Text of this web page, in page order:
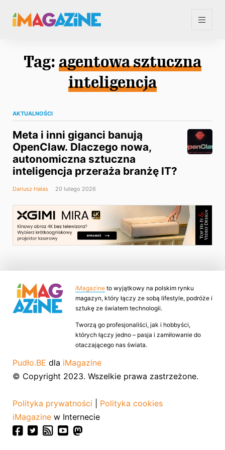
Tag: agentowa sztuczna
inteligencja
AKTUALNOŚCI
Meta i inni giganci banują
OpenClaw. Dlaczego nowa,
autonomiczna sztuczna
inteligencja przeraża branżę IT?
Dariusz Hałas 20 lutego 2026
iMagazine to wyjątkowy na polskim rynku
magazyn, który łączy ze sobą lifestyle, podróże i
sztukę ze światem technologii.
Tworzą go profesjonaliści, jak i hobbyści,
których łączy jedno – pasja i zamiłowanie do
otaczającego nas świata.
Pudło.BE dla iMagazine
© Copyright 2023. Wszelkie prawa zastrzeżone.
Polityka prywatności
Polityka cookies
iMagazine w Internecie